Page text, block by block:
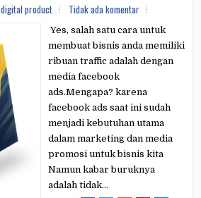
digital product Tidak ada komentar
Yes, salah satu cara untuk
membuat bisnis anda memiliki
ribuan traffic adalah dengan
media facebook
ads.Mengapa? karena
facebook ads saat ini sudah
menjadi kebutuhan utama
dalam marketing dan media
promosi untuk bisnis kita
Namun kabar buruknya
adalah tidak...